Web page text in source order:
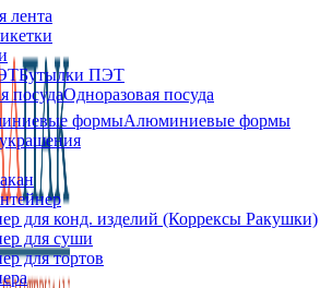
лента
Бутылки ПЭТ
Одноразовая посуда
Алюминиевые формы
для конд. изделий (Коррексы Ракушки)
для суши
для тортов